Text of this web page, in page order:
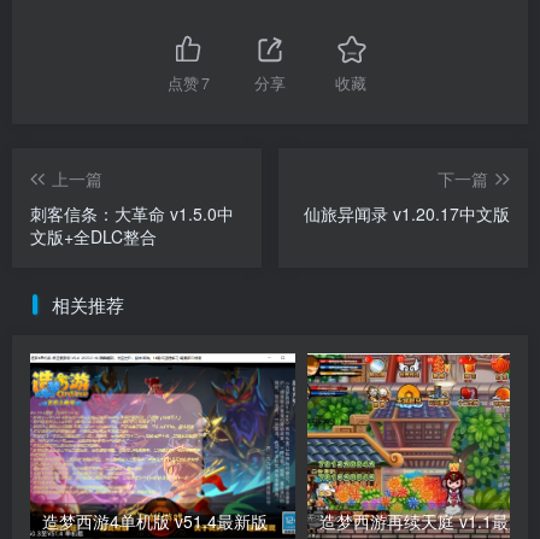
点赞7 分享 收藏
上一篇
刺客信条：大革命 v1.5.0中
文版+全DLC整合
下一篇
仙旅异闻录 v1.20.17中文版
相关推荐
造梦西游4单机版 v51.4最新版 造梦西游再续天庭 v1.1最新